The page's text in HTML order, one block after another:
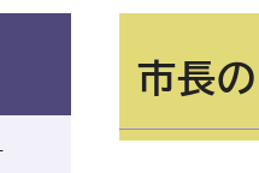
市長の